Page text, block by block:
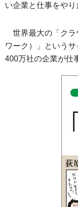
い企業と仕事をやり
世界最大の「クラ
ワーク）」という
400万社の企業が仕